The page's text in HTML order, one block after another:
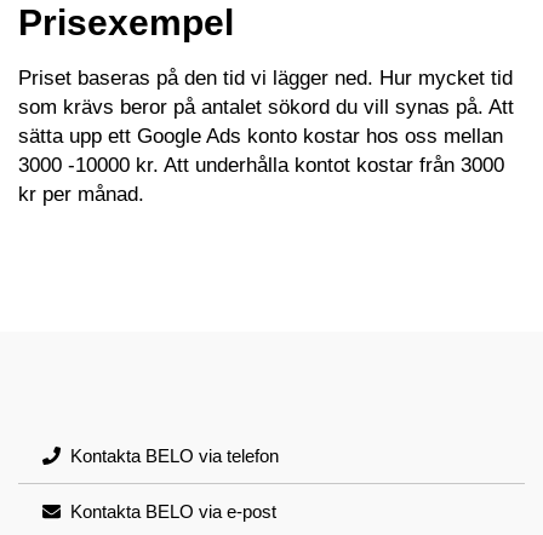
Prisexempel
Priset baseras på den tid vi lägger ned. Hur mycket tid
som krävs beror på antalet sökord du vill synas på. Att
sätta upp ett Google Ads konto kostar hos oss mellan
3000 -10000 kr. Att underhålla kontot kostar från 3000
kr per månad.
Kontakta BELO via telefon
Kontakta BELO via e-post